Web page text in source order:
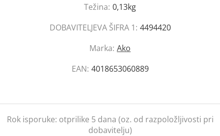
Težina: 0,13kg
DOBAVITELJEVA ŠIFRA 1: 4494420
Marka: Ako
EAN: 4018653060889
Rok isporuke: otprilike 5 dana (oz. od razpoložljivosti pri
dobavitelju)